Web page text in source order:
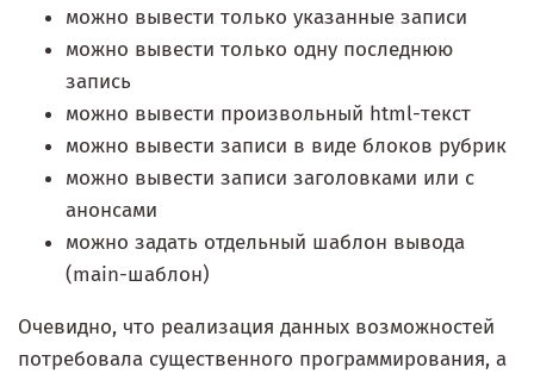
можно вывести только указанные записи
можно вывести только одну последнюю
запись
можно вывести произвольный html-текст
можно вывести записи в виде блоков рубрик
можно вывести записи заголовками или с
анонсами
можно задать отдельный шаблон вывода
(main-шаблон)
Очевидно, что реализация данных возможностей
потребовала существенного программирования, а